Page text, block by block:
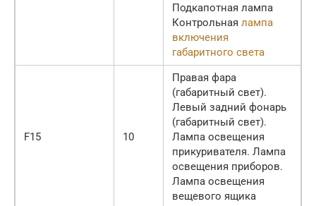
Подкапотная лампа
Контрольная лампа
включения
габаритного света
F15 10
Правая фара
(габаритный свет).
Левый задний фонарь
(габаритный свет).
Лампа освещения
прикуривателя. Лампа
освещения приборов.
Лампа освещения
вещевого ящика